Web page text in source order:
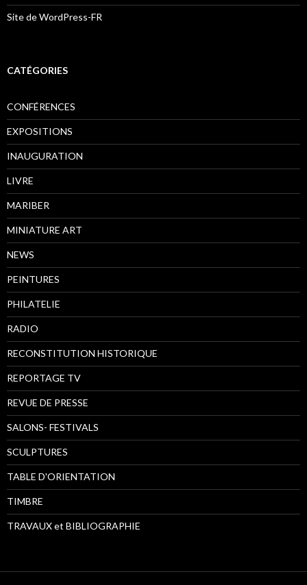
Site de WordPress-FR
CATÉGORIES
CONFÉRENCES
EXPOSITIONS
INAUGURATION
LIVRE
MARIBER
MINIATURE ART
NEWS
PEINTURES
PHILATELIE
RADIO
RECONSTITUTION HISTORIQUE
REPORTAGE TV
REVUE DE PRESSE
SALONS- FESTIVALS
SCULPTURES
TABLE D'ORIENTATION
TIMBRE
TRAVAUX et BIBLIOGRAPHIE